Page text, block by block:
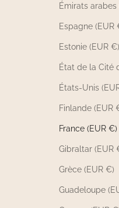
Espagne (EUR
Estonie (EUR €)
État de la Cité
États-Unis
Finlande (EUR
France (EUR €)
Gibraltar (EUR
Grèce (EUR €)
Guadeloupe